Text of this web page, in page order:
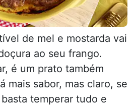
de mel e mostarda vai
ao seu frango.
é um prato também
mais sabor, mas claro, se
temperar tudo e